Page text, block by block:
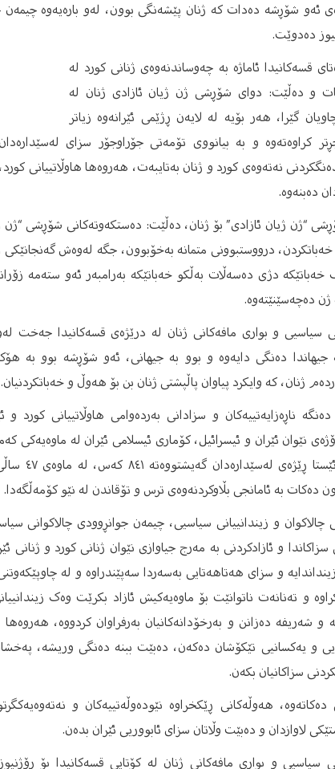
ئەو شۆڕشە دەدات کە ژنان پێشەنگی بوون، لەو بارەیەوە چیمەن
دەدوێت.
قسەکانیدا ئاماژە بە چەوساندنەوەی ژنانی کورد لە
و دەڵێت: دوای شۆڕشی ژن ژیان ئازادی ژنان لە
گێرا، هەر بۆیە لە لایەن ڕژێمی ئێرانەوە زیاتر
کراوەتەوە و بە بیانووی تۆمەتی جۆراوجۆر سزای لەسێدارەدان
نەتەوەی کورد و ژنان بەتایبەت، هەروەها هاوڵاتییانی
دەبنەوە.
“ژن ژیان ئازادی” بۆ ژنان، دەڵێت: دەستکەوتەکانی شۆڕشی “ژن
درووستبوونی متمانە بەخۆبوون، جگە لەوەش گەنجانێکی
دژی دەسەڵات بەڵکو خەباتێکە بەرامبەر ئەو ستەمە
دەچەسێنێتەوە.
سیاسیی و بواری مافەکانی ژنان لە درێژەی قسەکانیدا جەخت
جیهاندا دەنگی دایەوە و بوو بە جیهانی، ئەو شۆڕشە بوو بە
ژنان، کە وایکرد پیاوان پاڵپشتی ژنان بن بۆ هەوڵ و خەباتکردنیان.
ناڕەزایەتییەکان و سزادانی بەردەوامی هاوڵاتییانی کورد و
لە
دەکات بە ئامانجی بڵاوکردنەوەی ترس و تۆقاندن لە نێو کۆمەڵگەدا.
چالاکوان و زیندانییانی سیاسیی، چیمەن جوانڕوودی چالاکوانی
و ئازادکردنی بە مەرج جیاوازی نێوان ژنانی کورد و ژنانی
١٨ساڵە لە زینداندایە و سزای هەتاهەتایی بەسەردا سەپێندراوە و لە
و تەنانەت ناتوانێت بۆ ماوەیەکیش ئازاد بکرێت وەک
شەریفە دەزانن و بەرخۆدانەکانیان بەرفراوان کردووە،
و یەکسانیی تێکۆشان دەکەن، دەبێت ببنە دەنگی وریشە،
سزاکانیان بکەن.
دەکاتەوە، هەوڵەکانی ڕێکخراوە نێودەوڵەتییەکان و
لاوازدان و دەبێت وڵاتان سزای ئابووریی ئێران بدەن.
سیاسیی و بواری مافەکانی ژنان لە کۆتایی قسەکانیدا بۆ